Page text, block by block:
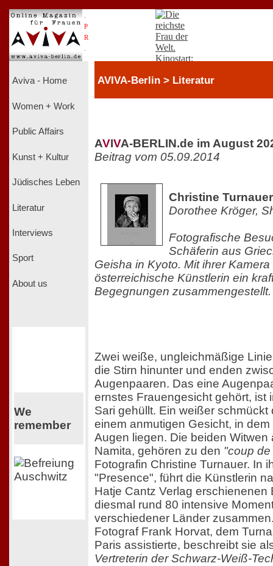
P
R
Aviva - Home
Women + Work
Public Affairs
Kunst + Kultur
Jüdisches Leben
Literatur
Interviews
Sport
About us
We
remember
AVIVA-Berlin > Literatur
AVIVA-BERLIN.de im August
Beitrag vom 05.09.2014
Christine
Dorothee Kröger,
Fotografische
Schäferin aus
Geisha in Kyoto. Mit ihrer Kamera
österreichische Künstlerin ein
Begegnungen zusammengestellt.
Zwei weiße, ungleichmäßige
die Stirn hinunter und enden
Augenpaaren. Das eine
ernstes Frauengesicht gehört, ist
Sari gehüllt. Ein weißer schmückt
einem anmutigen Gesicht, in
Augen liegen. Die beiden Witwen
Namita, gehören zu den "coup
Fotografin Christine Turnauer. In
"Presence", führt die Künstlerin
Hatje Cantz Verlag erschienenen
diesmal rund 80 intensive
verschiedener Länder
Fotograf Frank Horvat, dem
Paris assistierte, beschreibt sie
Vertreterin der Schwarz-Weiß-